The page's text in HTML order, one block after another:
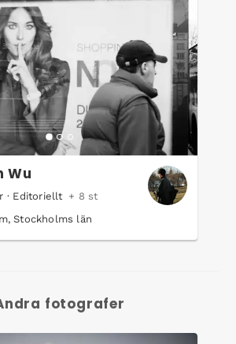
Wu
· Editoriellt + 8 st
Stockholms län
fotografer